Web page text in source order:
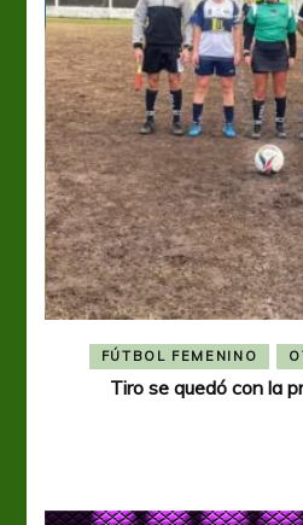
FÚTBOL FEMENINO
Tiro se quedó con la